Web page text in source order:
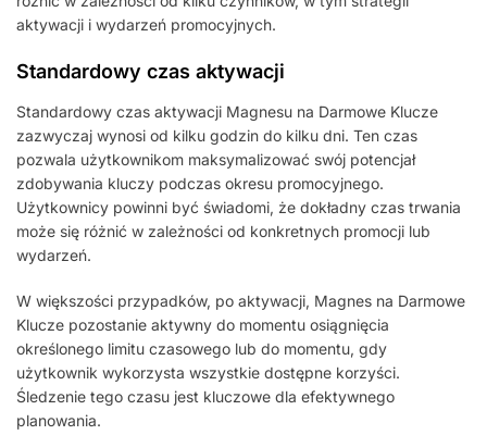
aktywacji i wydarzeń promocyjnych.
Standardowy czas aktywacji
Standardowy czas aktywacji Magnesu na Darmowe Klucze
zazwyczaj wynosi od kilku godzin do kilku dni. Ten czas
pozwala użytkownikom maksymalizować swój potencjał
zdobywania kluczy podczas okresu promocyjnego.
Użytkownicy powinni być świadomi, że dokładny czas trwania
może się różnić w zależności od konkretnych promocji lub
wydarzeń.
W większości przypadków, po aktywacji, Magnes na Darmowe
Klucze pozostanie aktywny do momentu osiągnięcia
określonego limitu czasowego lub do momentu, gdy
użytkownik wykorzysta wszystkie dostępne korzyści.
Śledzenie tego czasu jest kluczowe dla efektywnego
planowania.